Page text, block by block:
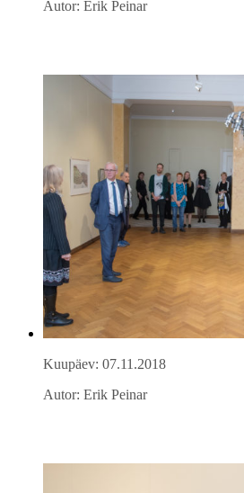
Autor: Erik Peinar
Kuupäev: 07.11.2018
Autor: Erik Peinar